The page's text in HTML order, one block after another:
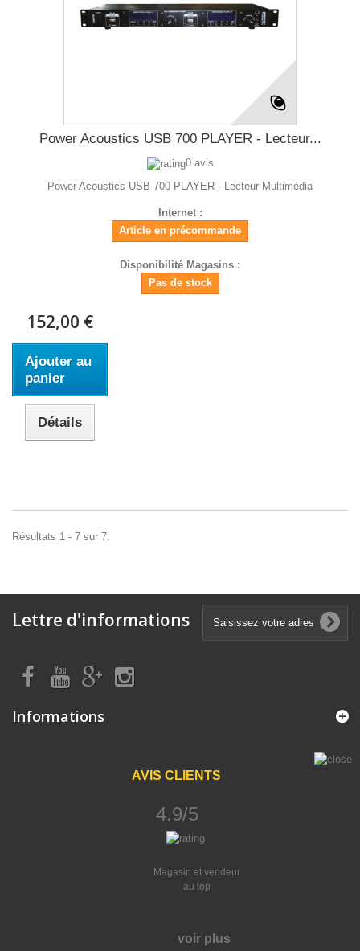
Power Acoustics USB 700 PLAYER - Lecteur...
0 avis
Power Acoustics USB 700 PLAYER - Lecteur Multimédia
Internet :
Article en précommande
Disponibilité Magasins :
Pas de stock
152,00 €
Ajouter au
panier
Détails
Résultats 1 - 7 sur 7.
Lettre d'informations
Informations
AVIS CLIENTS
4.9/5
Magasin et vendeur
au top
voir plus